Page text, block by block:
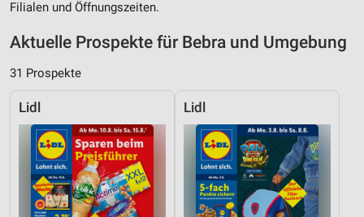
Filialen und Öffnungszeiten.
Aktuelle Prospekte für Bebra und Umgebung
31 Prospekte
Lidl Lidl